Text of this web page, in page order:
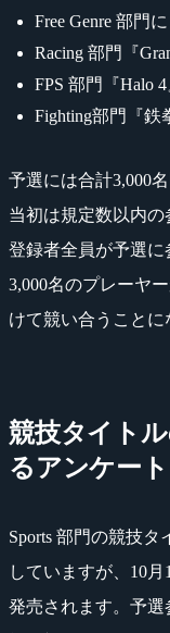
Free Genre 部門
Racing 部門『
FPS 部門『Halo 4
Fighting部門『鉄
予選には合計3,000
当初は規定数以内の
登録者全員が予選に
3,000名のプレーヤ
けて競い合うことに
競技タイト
るアンケート
Sports 部門の競技
していますが、10
発売されます。予